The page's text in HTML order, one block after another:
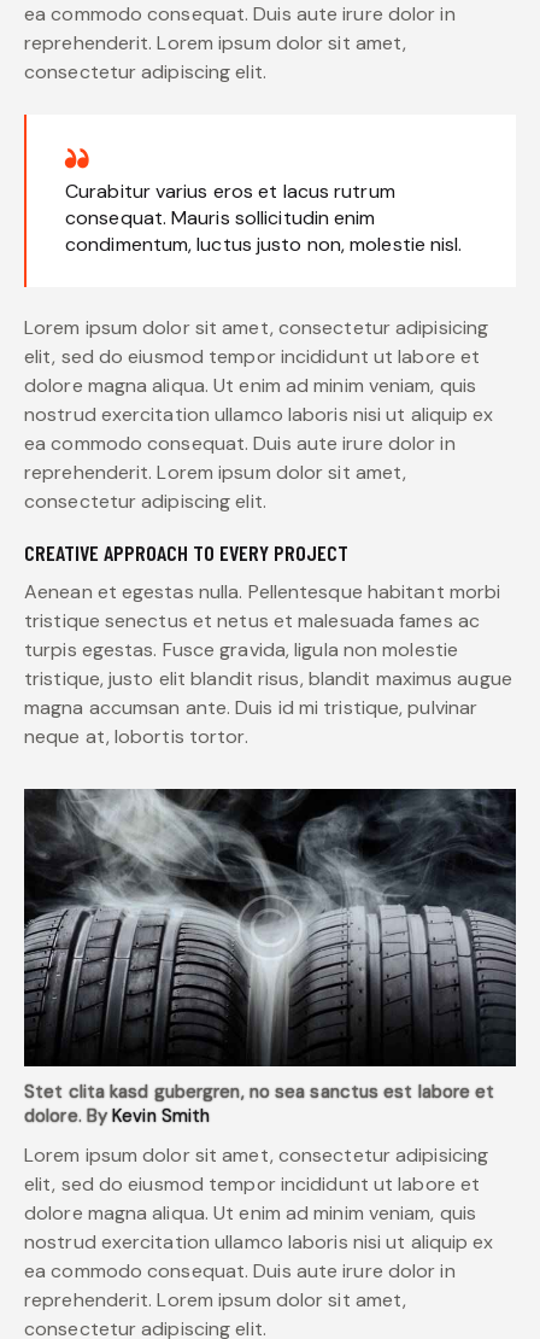
ea commodo consequat. Duis aute irure dolor in
reprehenderit. Lorem ipsum dolor sit amet,
consectetur adipiscing elit.
Curabitur varius eros et lacus rutrum
consequat. Mauris sollicitudin enim
condimentum, luctus justo non, molestie nisl.
Lorem ipsum dolor sit amet, consectetur adipisicing
elit, sed do eiusmod tempor incididunt ut labore et
dolore magna aliqua. Ut enim ad minim veniam, quis
nostrud exercitation ullamco laboris nisi ut aliquip ex
ea commodo consequat. Duis aute irure dolor in
reprehenderit. Lorem ipsum dolor sit amet,
consectetur adipiscing elit.
CREATIVE APPROACH TO EVERY PROJECT
Aenean et egestas nulla. Pellentesque habitant morbi
tristique senectus et netus et malesuada fames ac
turpis egestas. Fusce gravida, ligula non molestie
tristique, justo elit blandit risus, blandit maximus augue
magna accumsan ante. Duis id mi tristique, pulvinar
neque at, lobortis tortor.
Stet clita kasd gubergren, no sea sanctus est labore et
dolore. ByKevin Smith
Lorem ipsum dolor sit amet, consectetur adipisicing
elit, sed do eiusmod tempor incididunt ut labore et
dolore magna aliqua. Ut enim ad minim veniam, quis
nostrud exercitation ullamco laboris nisi ut aliquip ex
ea commodo consequat. Duis aute irure dolor in
reprehenderit. Lorem ipsum dolor sit amet,
consectetur adipiscing elit.